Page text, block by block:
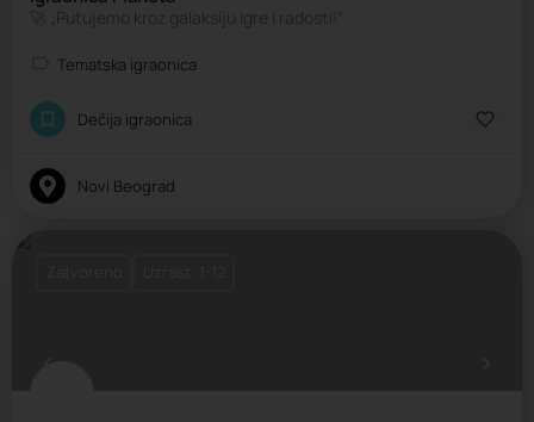
🚀 „Putujemo kroz galaksiju igre i radosti!“
Tematska igraonica
Dečija igraonica
Novi Beograd